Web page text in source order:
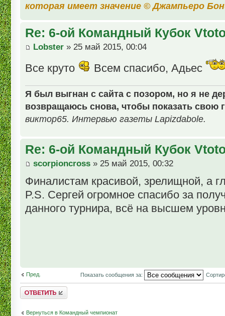
которая имеет значение © Джампьеро
Re: 6-ой Командный Кубок
Lobster » 25 май 2015, 00:04
Все круто Всем спасибо, Адьес
Я был выгнан с сайта с позором, но я не
возвращаюсь снова, чтобы показать свою
виктор65. Интервью газеты Lapizdabole.
Re: 6-ой Командный Кубок
scorpioncross » 25 май 2015, 00:32
Финалистам красивой, зрелищной, а
P.S. Сергей огромное спасибо за
данного турнира, всё на высшем
Пред. Показать сообщения за:
Комментировать
Вернуться в Командный чемпионат